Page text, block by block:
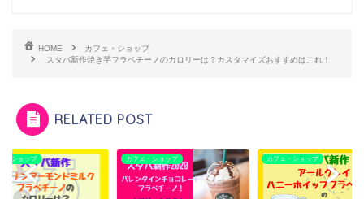
HOME
カフェ・ショップ
スタバ新作焼き芋フラペチーノのカロリーは？カスタマイズおすすめはこれ！
RELATED POST
・ショップ カフェ・ショップ カフェ・ショップ